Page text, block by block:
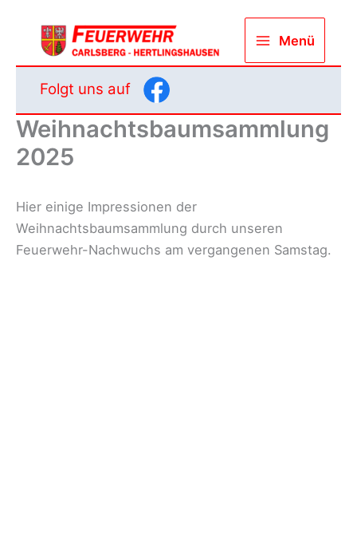
springen
Menü
Folgt uns auf
Weihnachtsbaumsammlung
2025
Hier einige Impressionen der
Weihnachtsbaumsammlung durch unseren
Feuerwehr-Nachwuchs am vergangenen Samstag.